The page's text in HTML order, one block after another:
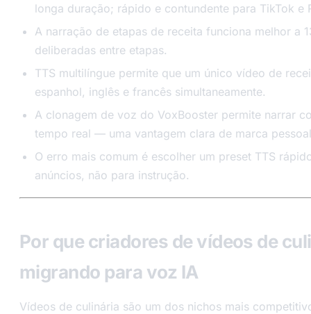
longa duração; rápido e contundente para TikTok e
A narração de etapas de receita funciona melhor a
deliberadas entre etapas.
TTS multilíngue permite que um único vídeo de
espanhol, inglês e francês simultaneamente.
A clonagem de voz do VoxBooster permite narrar
tempo real — uma vantagem clara de marca
O erro mais comum é escolher um preset TTS
anúncios, não para instrução.
Por que criadores de vídeos de
migrando para voz IA
Vídeos de culinária são um dos nichos mais